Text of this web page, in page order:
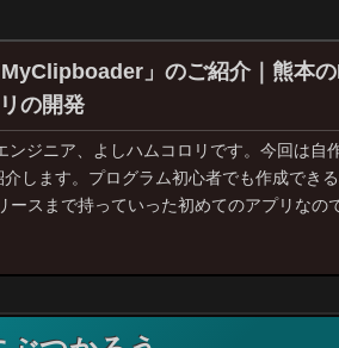
」のご紹介｜熊本
の開発
ンジニア、よしハムコロリです。今回は自
します。プログラム初心者でも作成でき
ースまで持っていった初めてのアプリなの